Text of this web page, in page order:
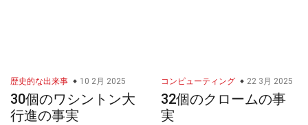
歴史的な出来事 10 2月 2025
30個のワシントン大
行進の事実
コンピューティング 22 3月 2025
32個のクロームの事
実